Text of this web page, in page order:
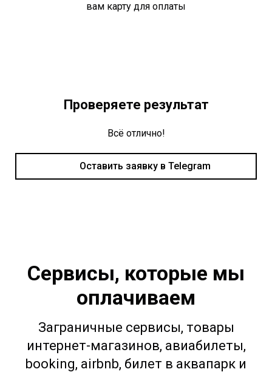
вам карту для оплаты
Проверяете результат
Всё отлично!
Оставить заявку в Telegram
Сервисы, которые мы
оплачиваем
Заграничные сервисы, товары
интернет-магазинов, авиабилеты,
booking, airbnb, билет в аквапарк и